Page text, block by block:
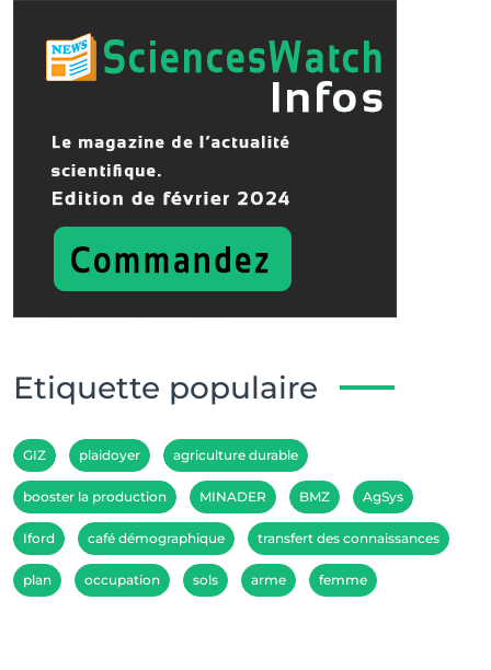
Etiquette populaire
GIZ plaidoyer agriculture durable
booster la production MINADER BMZ AgSys
Iford café démographique transfert des connaissances
plan occupation sols arme femme